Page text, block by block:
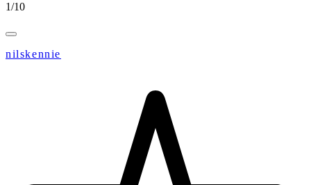
1/10
nilskennie